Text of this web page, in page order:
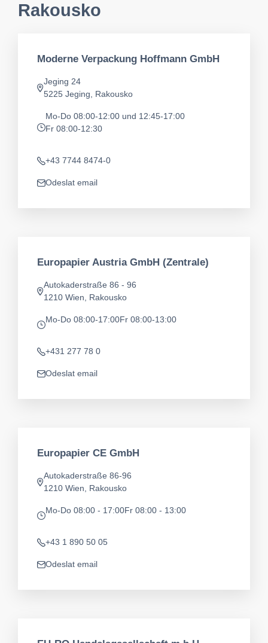
Rakousko
Moderne Verpackung Hoffmann GmbH
Adresa
Jeging 24
5225 Jeging, Rakousko
app.opening-times
Mo-Do 08:00-12:00 und 12:45-17:00
Fr 08:00-12:30
Telefon
+43 7744 8474-0
app.mail
Odeslat email
Europapier Austria GmbH (Zentrale)
Adresa
Autokaderstraße 86 - 96
1210 Wien, Rakousko
app.opening-times
Mo-Do 08:00-17:00Fr 08:00-13:00
Telefon
+431 277 78 0
app.mail
Odeslat email
Europapier CE GmbH
Adresa
Autokaderstraße 86-96
1210 Wien, Rakousko
app.opening-times
Mo-Do 08:00 - 17:00Fr 08:00 - 13:00
Telefon
+43 1 890 50 05
app.mail
Odeslat email